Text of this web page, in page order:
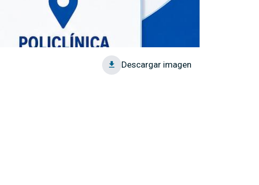
Descargar imagen